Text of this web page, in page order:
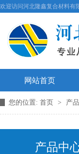
欢迎访问河北隆鑫复合材料有
网站首页
您的位置: 首页 > 产
产品中